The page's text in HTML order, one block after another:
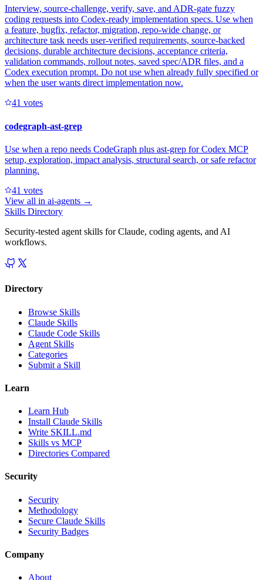
Interview, source-challenge, verify, save, and ADR-gate fuzzy
coding requests into Codex-ready implementation specs. Use when
a feature, bugfix, refactor, migration, repo-wide change, or
architecture task needs user-verified requirements, source-backed
decisions, durable architecture decisions, acceptance criteria,
validation commands, rollout notes, saved spec/ADR files, and a
Codex execution prompt. Do not use when already fully specified or
when the user wants direct implementation now.
41 votes
codegraph-ast-grep
Use when a repo needs CodeGraph plus ast-grep for Codex MCP
setup, exploration, impact analysis, structural search, or safe refactor
planning.
41 votes
View all in ai-agents →
Skills Directory
Security-tested agent skills for Claude, coding agents, and AI
workflows.
Directory
Browse Skills
Claude Skills
Claude Code Skills
Agent Skills
Categories
Submit a Skill
Learn
Learn Hub
Install Claude Skills
Write SKILL.md
Skills vs MCP
Directories Compared
Security
Security
Methodology
Secure Claude Skills
Security Badges
Company
About